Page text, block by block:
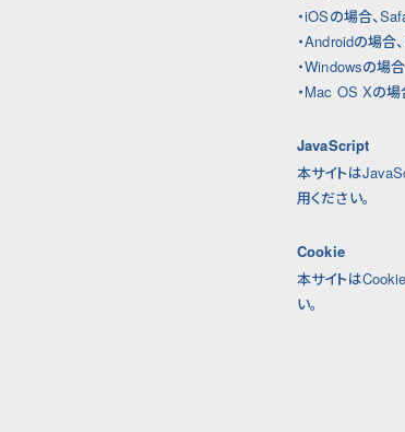
・iOSの場合、
・Androidの場
・Windowsの場
・Mac OS Xの
JavaScript
本サイトは
用ください。
Cookie
本サイトは
い。